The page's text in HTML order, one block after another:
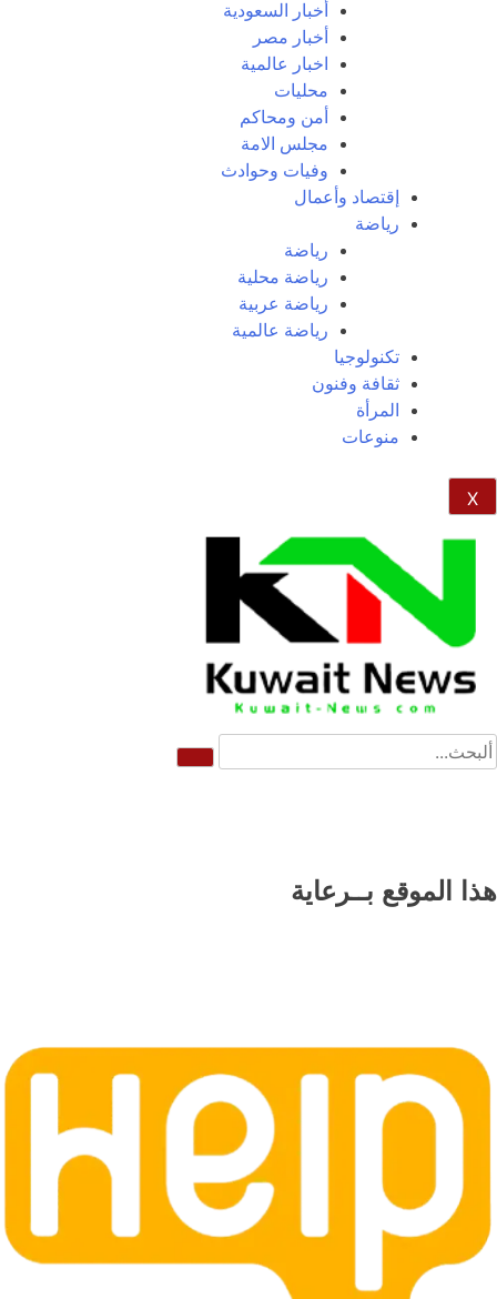
أخبار السعودية
أخبار مصر
اخبار عالمية
محليات
أمن ومحاكم
مجلس الامة
وفيات وحوادث
إقتصاد وأعمال
رياضة
رياضة
رياضة محلية
رياضة عربية
رياضة عالمية
تكنولوجيا
ثقافة وفنون
المرأة
منوعات
X
NE
News Elementor
هذا الموقع بــرعاية